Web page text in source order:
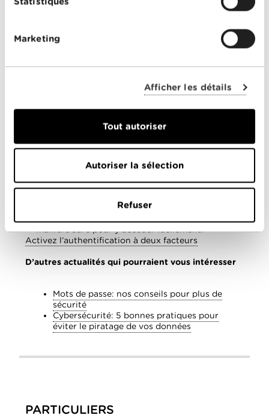
Marketing
Afficher les détails
Tout autoriser
Autoriser la sélection
Refuser
Nous vous recommandons d'activer la double
configuration de vos abonnements.
facteurs?
Télécharger une application d’authentification
Authenticator
Rendez-vous dans votre Espace client
rubrique Authentification à deux facteurs
accessible depuis le menu Mon compte > Sécurité
d’authentification
l’application
vous connecter en cas de problème par exemple
manière sûre pour y accéder facilement.
Activez l’authentification à deux facteurs
D’autres actualités qui pourraient vous intéresser
Mots de passe: nos conseils pour plus de
sécurité
Cybersécurité: 5 bonnes pratiques pour
éviter le piratage de vos données
PARTICULIERS